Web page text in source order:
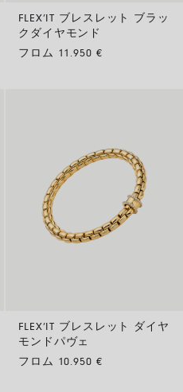
FLEX’IT ブレスレット ブラッ
クダイヤモンド
フロム 11.950 €
FLEX’IT ブレスレット ダイヤ
モンドパヴェ
フロム 10.950 €